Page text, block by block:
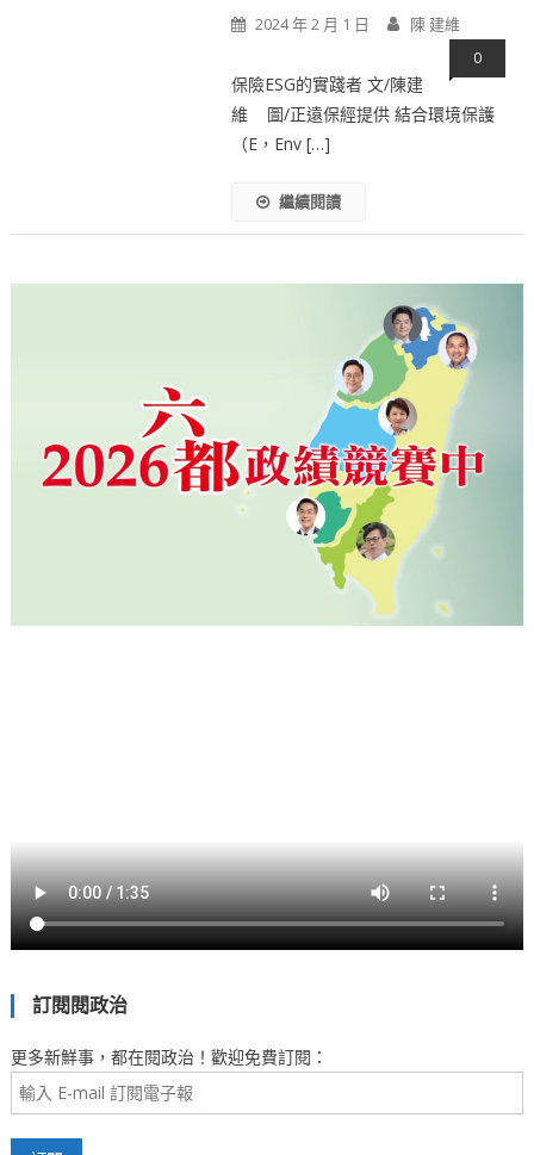
2024 年 2 月 1 日 陳 建維
0
保險ESG的實踐者 文/陳建
維 圖/正遠保經提供 結合環境保護
（E，Env […]
繼續閱讀
訂閱閱政治
更多新鮮事，都在閱政治！歡迎免費訂閱：